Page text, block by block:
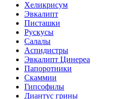
Хеликрисум
Эвкалипт
Писташки
Рускусы
Салалы
Аспидистры
Эвкалипт Цинереа
Папоротники
Скаммии
Гипсофилы
Диантус грины